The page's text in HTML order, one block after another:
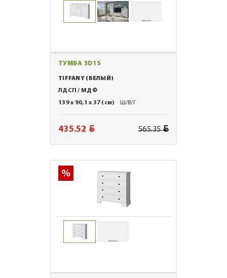
ТУМБА 3D1S
TIFFANY (БЕЛЫЙ)
ЛДСП / МДФ
139 x 90,1 x 37 (см)
Ш/В/Г
435.52 BYN 565.35BYN